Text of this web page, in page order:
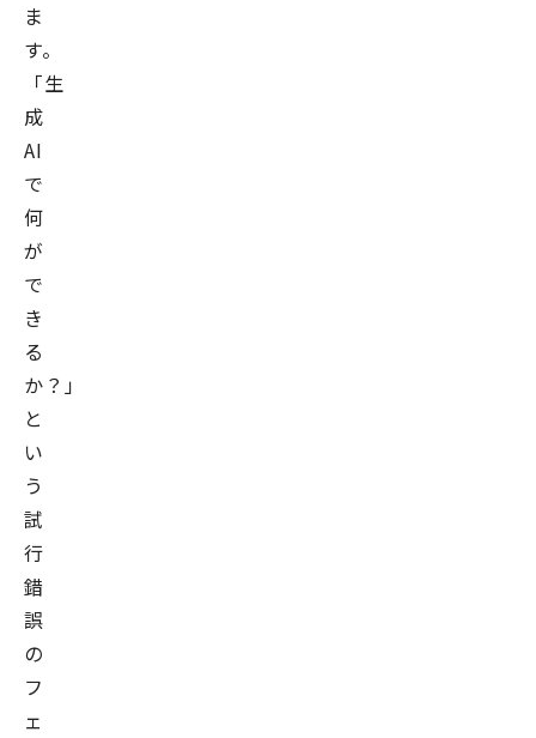
ま
す。
「生
成
AI
で
何
が
で
き
る
か？」
と
い
う
試
行
錯
誤
の
フ
ェ